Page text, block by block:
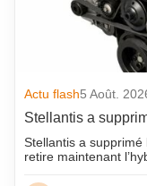
Actu flash5 Août.
Stellantis a
Stellantis a supprimé
retire maintenant